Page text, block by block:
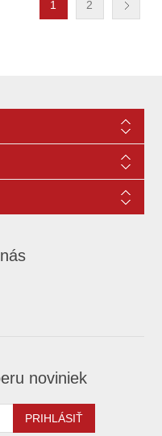
1 2
noviniek